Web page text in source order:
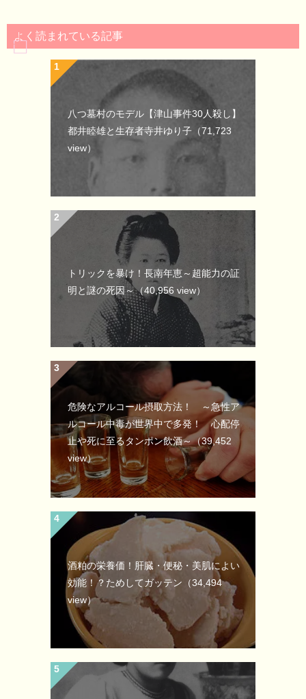
よく読まれている記事
八つ墓村のモデル【津山事件30人殺し】
都井睦雄と生存者寺井ゆり子 （71,723
view）
トリックを暴け！長南年恵～超能力の証
明と謎の死因～（40,956 view）
危険なアルコール摂取方法！ ～急性ア
ルコール中毒が世界中で多発！ 心配停
止や死に至るタンポン飲酒～（39,452
view）
酒粕の栄養価！肝臓・便秘・美肌によい
効能！？ためしてガッテン （34,494
view）